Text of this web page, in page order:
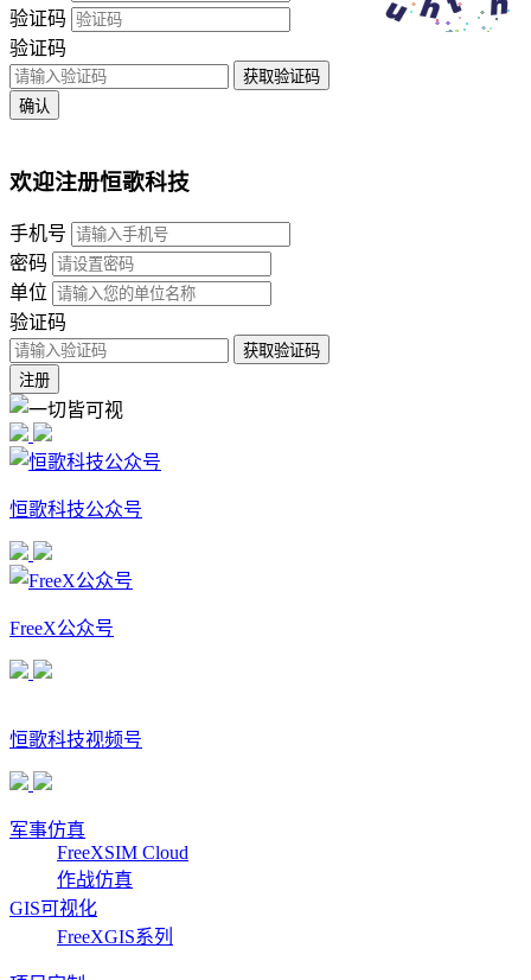
验证码
验证码
获取验证码
确认
欢迎注册恒歌科技
手机号
密码
单位
验证码
获取验证码
注册
恒歌科技公众号
FreeX公众号
恒歌科技视频号
军事仿真
FreeXSIM Cloud
作战仿真
GIS可视化
FreeXGIS系列